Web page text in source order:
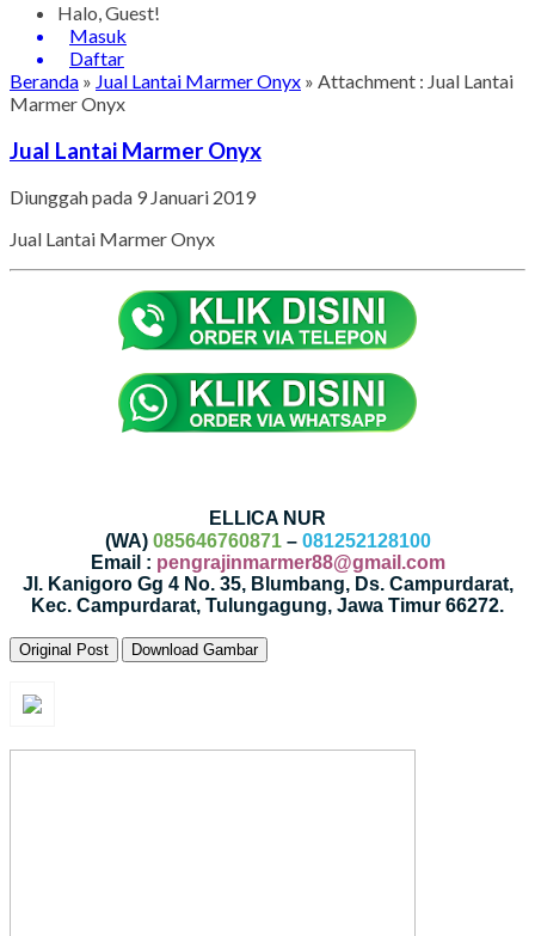
Halo, Guest!
Masuk
Daftar
Beranda » Jual Lantai Marmer Onyx » Attachment : Jual Lantai
Marmer Onyx
Jual Lantai Marmer Onyx
Diunggah pada 9 Januari 2019
Jual Lantai Marmer Onyx
ELLICA NUR
(WA) 085646760871– 081252128100
Email : pengrajinmarmer88@gmail.com
Jl. Kanigoro Gg 4 No. 35, Blumbang, Ds. Campurdarat,
Kec. Campurdarat, Tulungagung, Jawa Timur 66272.
Original Post Download Gambar